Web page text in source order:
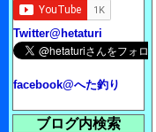
Twitter@hetaturi
facebook@へた釣り
ブログ内検索